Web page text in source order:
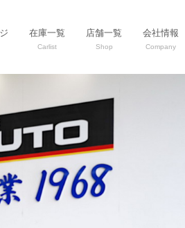
在庫一覧
Carlist
店舗一覧
Shop
会社情報
Company